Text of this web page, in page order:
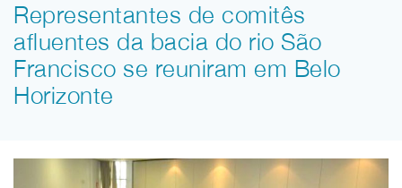
Representantes de comitês
afluentes da bacia do rio São
Francisco se reuniram em Belo
Horizonte